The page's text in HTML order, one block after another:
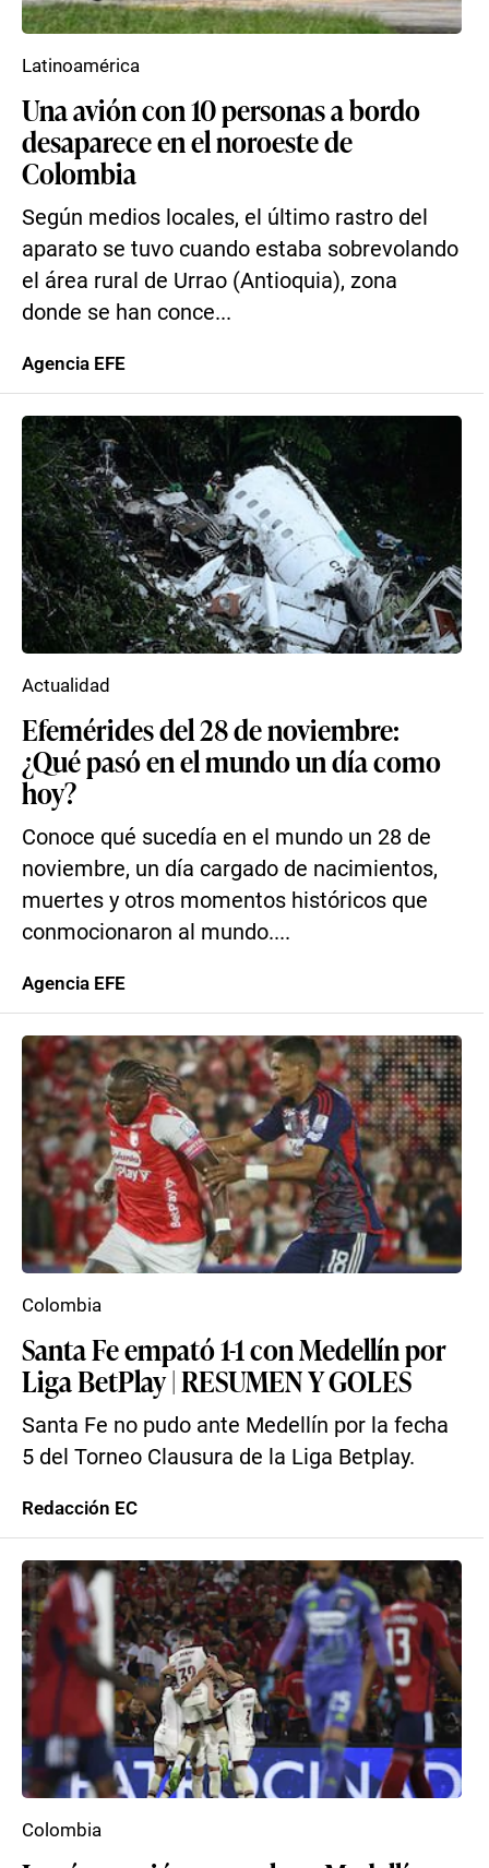
Una avión con 10 personas a bordo
desaparece en el noroeste de
Colombia
Según medios locales, el último rastro del
aparato se tuvo cuando estaba sobrevolando
el área rural de Urrao (Antioquia), zona
donde se han conce...
Latinoamérica
Agencia EFE
Efemérides del 28 de noviembre:
¿Qué pasó en el mundo un día como
hoy?
Conoce qué sucedía en el mundo un 28 de
noviembre, un día cargado de nacimientos,
muertes y otros momentos históricos que
conmocionaron al mundo....
Actualidad
Agencia EFE
Santa Fe empató 1-1 con Medellín por
Liga BetPlay | RESUMEN Y GOLES
Santa Fe no pudo ante Medellín por la fecha
5 del Torneo Clausura de la Liga Betplay.
Colombia
Redacción EC
Colombia